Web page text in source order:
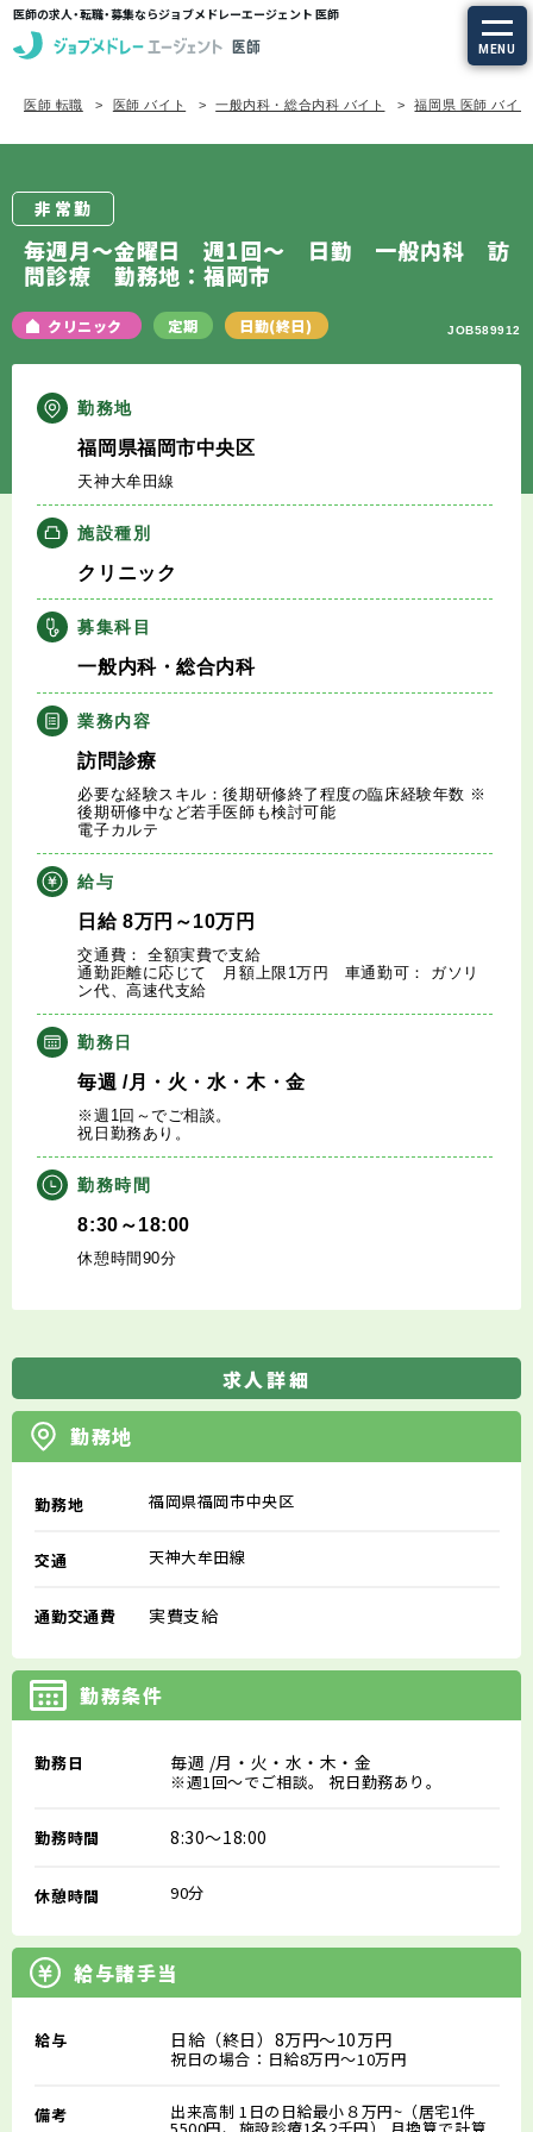
医師の求人・転職・募集ならジョブメドレーエージェント 医師
MENU
求人を探す
定期非常勤の求人
エージェントサービスTOP
サービスの流れ
医師の求人・転職Q&A
知りたい・聞きたい
転職成功事例
医師の転職マニュアル
データで見る医師の平均年収
医師に役立つ取材記事
大学医局紹介
医師 転職 医師 バイト 一般内科・総合内科 バイト 福岡県 医師 バイト
非常勤
毎週月～金曜日 週1回～ 日勤 一般内科 訪
問診療 勤務地：福岡市
クリニック 定期 日勤(終日) JOB589912
勤務地
福岡県福岡市中央区
天神大牟田線
施設種別
クリニック
募集科目
一般内科・総合内科
業務内容
訪問診療
必要な経験スキル：後期研修終了程度の臨床経験年数 ※
後期研修中など若手医師も検討可能
電子カルテ
給与
日給8万円 ～10万円
交通費： 全額実費で支給
通勤距離に応じて 月額上限1万円 車通勤可： ガソリ
ン代、高速代支給
勤務日
毎週 /月・火・水・木・金
※週1回～でご相談。
祝日勤務あり。
勤務時間
8:30～18:00
休憩時間90分
求人詳細
勤務地
勤務地 福岡県福岡市中央区
交通 天神大牟田線
通勤交通費 実費支給
勤務条件
勤務日 毎週 /月・火・水・木・金
※週1回～でご相談。 祝日勤務あり。
勤務時間 8:30～18:00
休憩時間 90分
給与諸手当
給与 日給（終日）8万円～10万円
祝日の場合：日給8万円～10万円
備考 出来高制 1日の日給最小８万円~（居宅1件
5500円、施設診療1名2千円） 月換算で計算